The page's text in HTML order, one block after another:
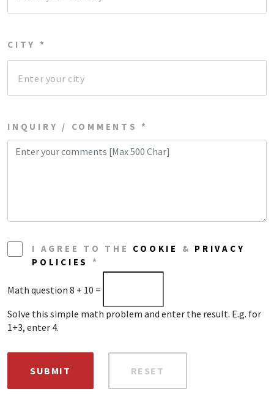
CITY *
INQUIRY / COMMENTS *
I AGREE TO THE COOKIE & PRIVACY
POLICIES
*
Math question 8 + 10 =
Solve this simple math problem and enter the result. E.g. for
1+3, enter 4.